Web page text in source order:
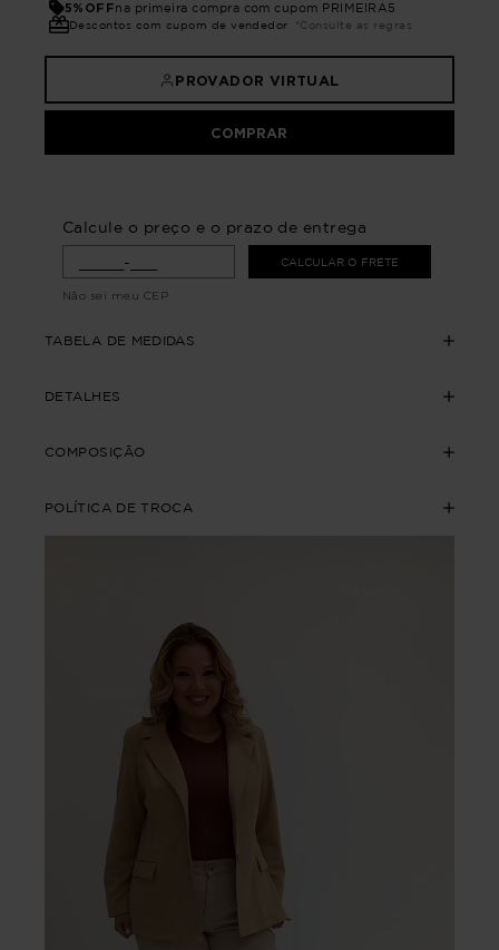
5%OFFna primeira compra com cupom PRIMEIRA5
Descontos com cupom de vendedor *Consulte as regras
PROVADOR VIRTUAL
COMPRAR
Calcule o preço e o prazo de entrega
CALCULAR O FRETE
Não sei meu CEP
TABELA DE MEDIDAS
DETALHES
COMPOSIÇÃO
POLÍTICA DE TROCA